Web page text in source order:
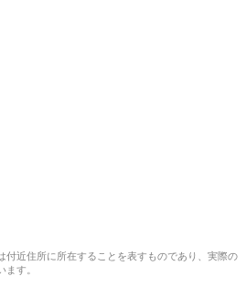
近住所に所在することを表すものであり、実際の
す。